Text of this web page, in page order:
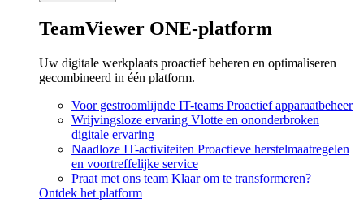
TeamViewer ONE-platform
Uw digitale werkplaats proactief beheren en optimaliseren
gecombineerd in één platform.
Voor gestroomlijnde IT-teams Proactief apparaatbeheer
Wrijvingsloze ervaring Vlotte en ononderbroken
digitale ervaring
Naadloze IT-activiteiten Proactieve herstelmaatregelen
en voortreffelijke service
Praat met ons team Klaar om te transformeren?
Ontdek het platform